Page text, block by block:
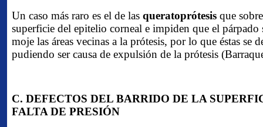
Un caso más raro es el de las queratoprótesis que
superficie del epitelio corneal e impiden que el párpado
moje las áreas vecinas a la prótesis, por lo que éstas se
pudiendo ser causa de expulsión de la prótesis
C. DEFECTOS DEL BARRIDO DE LA
FALTA DE PRESIÓN